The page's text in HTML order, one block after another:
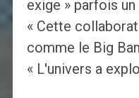
exige » parfois
« Cette
comme le Big
« L'univers a